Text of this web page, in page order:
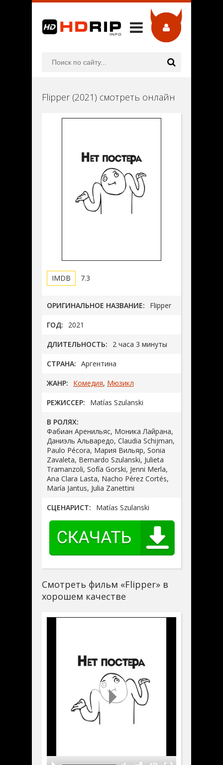
Flipper (2021) смотреть онлайн
7.3
ОРИГИНАЛЬНОЕ НАЗВАНИЕ: Flipper
ГОД: 2021
ДЛИТЕЛЬНОСТЬ: 2 часа 3 минуты
СТРАНА: Аргентина
ЖАНР: Комедия, Мюзикл
РЕЖИССЕР: Matías Szulanski
В РОЛЯХ:
Фабиан Аренильяс, Моника Лайрана,
Даниэль Альваредо, Claudia Schijman,
Paulo Pécora, Мария Вильяр, Sonia
Zavaleta, Bernardo Szulanski, Julieta
Tramanzoli, Sofía Gorski, Jenni Merla,
Ana Clara Lasta, Nacho Pérez Cortés,
María Jantus, Julia Zanettini
СЦЕНАРИСТ: Matías Szulanski
Смотреть фильм «Flipper» в
хорошем качестве